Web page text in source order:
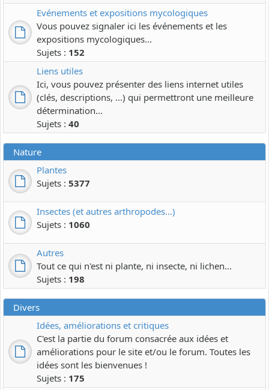
Evénements et expositions mycologiques
Vous pouvez signaler ici les événements et les
expositions mycologiques...
Sujets : 152
Liens utiles
Ici, vous pouvez présenter des liens internet utiles
(clés, descriptions, ...) qui permettront une meilleure
détermination...
Sujets : 40
Nature
Plantes
Sujets : 5377
Insectes (et autres arthropodes...)
Sujets : 1060
Autres
Tout ce qui n'est ni plante, ni insecte, ni lichen...
Sujets : 198
Divers
Idées, améliorations et critiques
C'est la partie du forum consacrée aux idées et
améliorations pour le site et/ou le forum. Toutes les
idées sont les bienvenues !
Sujets : 175